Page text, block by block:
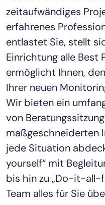
zeitaufwändiges
erfahrenes
entlastet Sie, stellt
Einrichtung alle Best
ermöglicht Ihnen,
Ihrer neuen
Wir bieten ein
von
maßgeschneiderten
jede Situation
yourself“ mit
bis hin zu „Do-it-all-
Team alles für Sie